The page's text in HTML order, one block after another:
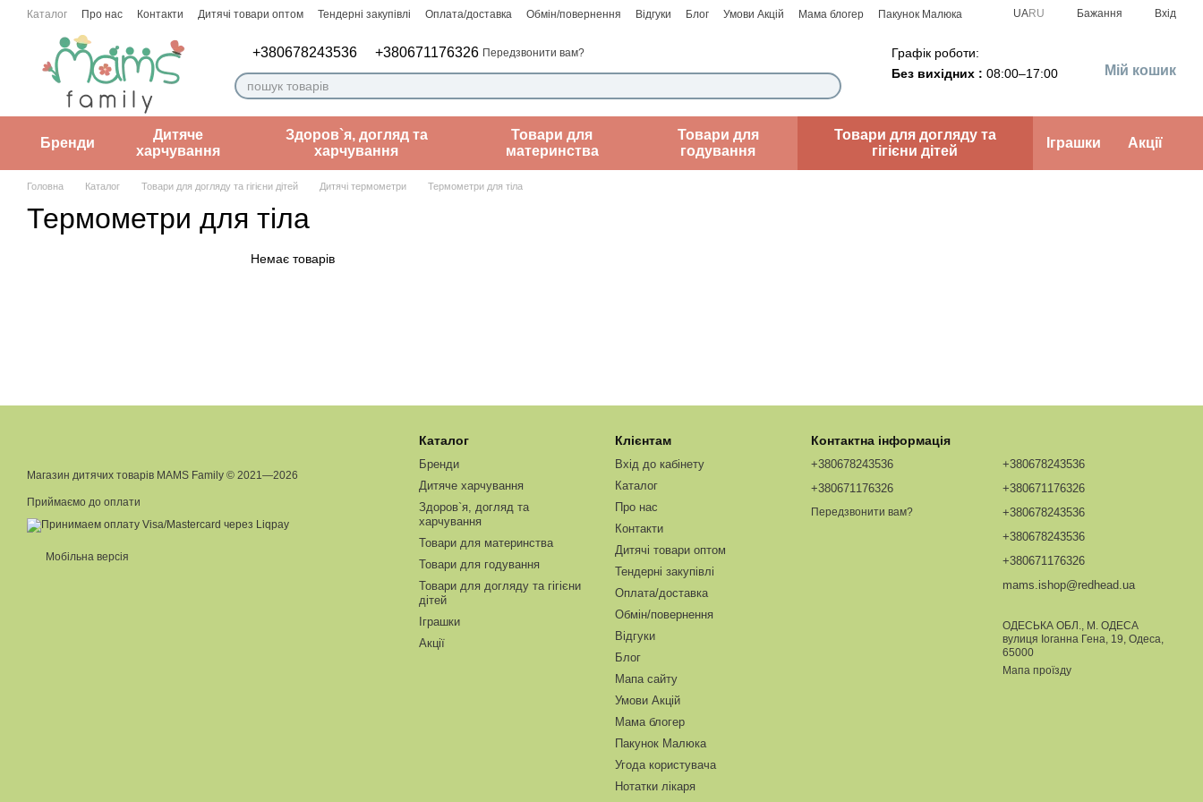
Перейти до основного контенту
Каталог Про нас Контакти Дитячі товари оптом Тендерні закупівлі Оплата/доставка Обмін/повернення Відгуки Блог Умови Акцій Мама блогер
Пакунок Малюка
UARU Бажання Вхід
+380678243536 +380671176326 Передзвонити вам?
Графік роботи:
Без вихідних : 08:00–17:00 Мій кошик
Бренди
Дитяче
харчування
Здоров`я, догляд та
харчування
Товари для
материнства
Товари для
годування
Товари для догляду та
гігієни дітей
Іграшки Акції
Головна Каталог Товари для догляду та гігієни дітей Дитячі термометри Термометри для тіла
Термометри для тіла
Немає товарів
Магазин дитячих товарів MAMS Family © 2021—2026
Приймаємо до оплати
Мобільна версія
Каталог
Бренди
Дитяче харчування
Здоров`я, догляд та
харчування
Товари для материнства
Товари для годування
Товари для догляду та гігієни
дітей
Іграшки
Акції
Клієнтам
Вхід до кабінету
Каталог
Про нас
Контакти
Дитячі товари оптом
Тендерні закупівлі
Оплата/доставка
Обмін/повернення
Відгуки
Блог
Мапа сайту
Умови Акцій
Мама блогер
Пакунок Малюка
Угода користувача
Нотатки лікаря
Контактна інформація
+380678243536
+380671176326
Передзвонити вам?
+380678243536
+380671176326
+380678243536
+380678243536
+380671176326
mams.ishop@redhead.ua
ОДЕСЬКА ОБЛ., М. ОДЕСА
вулиця Іоганна Гена, 19, Одеса,
65000
Мапа проїзду